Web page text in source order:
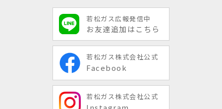
若松ガス広報発信中
お友達追加はこちら
若松ガス株式会社公式
Facebook
若松ガス株式会社公式